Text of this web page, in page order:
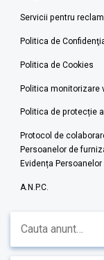
Servicii pentru
Politica de
Politica de Cookies
Politica monitorizare
Politica de protecție
Protocol de
Persoanelor de
Evidența Persoanelor
A.N.P.C.